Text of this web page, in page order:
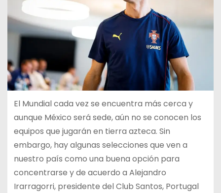
El Mundial cada vez se encuentra más cerca y
aunque México será sede, aún no se conocen los
equipos que jugarán en tierra azteca. Sin
embargo, hay algunas selecciones que ven a
nuestro país como una buena opción para
concentrarse y de acuerdo a Alejandro
Irarragorri, presidente del Club Santos, Portugal